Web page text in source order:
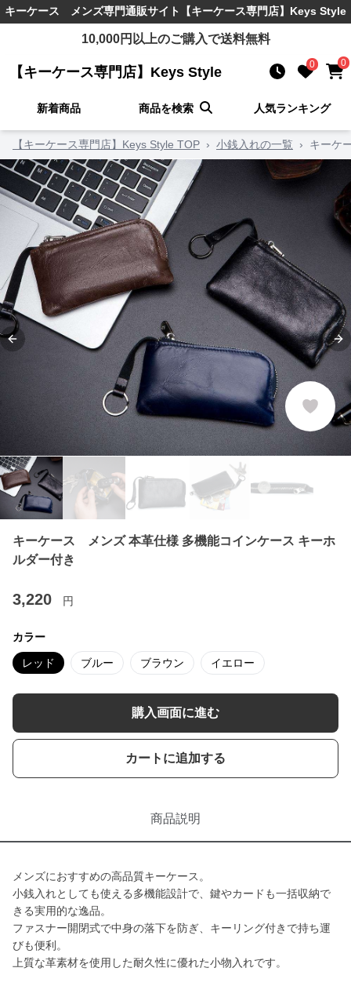
キーケース メンズ専門通販サイト 【キーケース専門店】Keys Style
10,000円以上のご購入で送料無料
【キーケース専門店】Keys Style 0 0
新着商品 商品を検索 人気ランキング
【キーケース専門店】Keys Style TOP › 小銭入れの一覧 › キーケ
Previous slide
キーケース メンズ 本革仕様 多機能コインケース キーホ
ルダー付き
3,220 円
カラー
レッド ブルー ブラウン イエロー
購入画面に進む
カートに追加する
商品説明
メンズにおすすめの高品質キーケース。
小銭入れとしても使える多機能設計で、鍵やカードも一括収納で
きる実用的な逸品。
ファスナー開閉式で中身の落下を防ぎ、キーリング付きで持ち運
びも便利。
上質な革素材を使用した耐久性に優れた小物入れです。